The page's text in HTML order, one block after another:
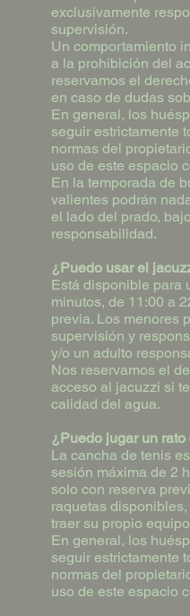
exclusivamente
supervisión.
Un comportamiento
a la prohibición del
reservamos el
en caso de dudas
En general, los
seguir estrictamente
normas del
uso de este espacio
En la temporada de
valientes podrán
el lado del prado,
responsabilidad.
¿Puedo usar el
Está disponible para
minutos, de 11:00 a
previa. Los menores
supervisión y
y/o un adulto
Nos reservamos el
acceso al jacuzzi si
calidad del agua.
¿Puedo jugar un rato
La cancha de tenis
sesión máxima de 2
solo con reserva
raquetas
traer su propio
En general, los
seguir estrictamente
normas del
uso de este espacio